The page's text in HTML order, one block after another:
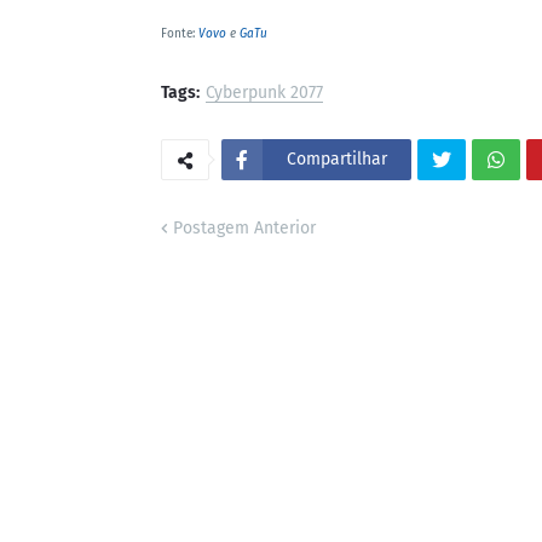
Fonte: Vovo e GaTu
Tags: Cyberpunk 2077
Compartilhar
Postagem Anterior